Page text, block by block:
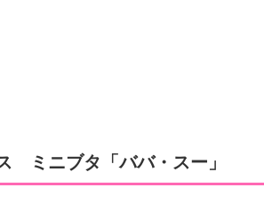
ミニブタ「ババ・スー」